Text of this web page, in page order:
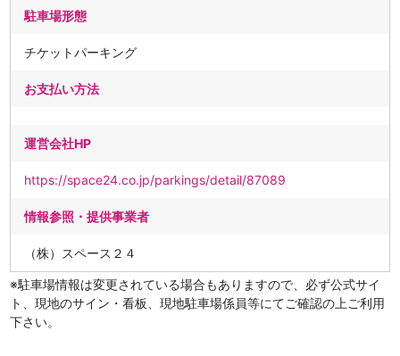
駐車場形態
チケットパーキング
お支払い方法
運営会社HP
https://space24.co.jp/parkings/detail/87089
情報参照・提供事業者
（株）スペース２４
※駐車場情報は変更されている場合もありますので、必ず公式サイ
ト、現地のサイン・看板、現地駐車場係員等にてご確認の上ご利用
下さい。